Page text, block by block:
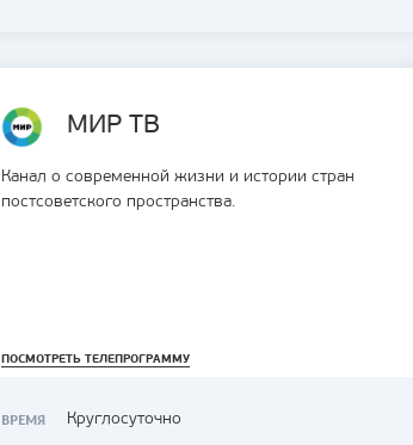
МИР ТВ
Канал о современной жизни и истории стран
постсоветского пространства.
ПОСМОТРЕТЬ ТЕЛЕПРОГРАММУ
ВРЕМЯ Круглосуточно